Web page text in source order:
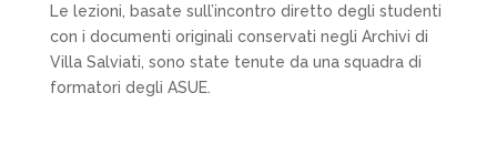
Le lezioni, basate sull’incontro diretto degli studenti
con i documenti originali conservati negli Archivi di
Villa Salviati, sono state tenute da una squadra di
formatori degli ASUE.